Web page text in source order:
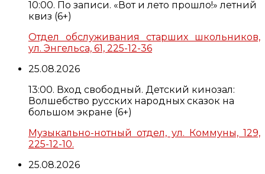
10:00. По записи. «Вот и лето прошло!» летний
квиз (6+)
Отдел обслуживания старших школьников,
ул. Энгельса, 61, 225-12-36
25.08.2026
13:00. Вход свободный. Детский кинозал:
Волшебство русских народных сказок на
большом экране (6+)
Музыкально-нотный отдел, ул. Коммуны, 129,
225-12-10.
25.08.2026